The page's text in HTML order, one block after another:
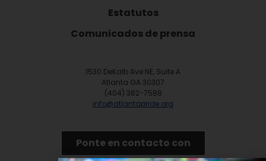
Estatutos
Comunicados de prensa
1530 DeKalb Ave NE, Suite A
Atlanta GA 30307
(404) 382-7588
info@atlantapride.org
Ponte en contacto con